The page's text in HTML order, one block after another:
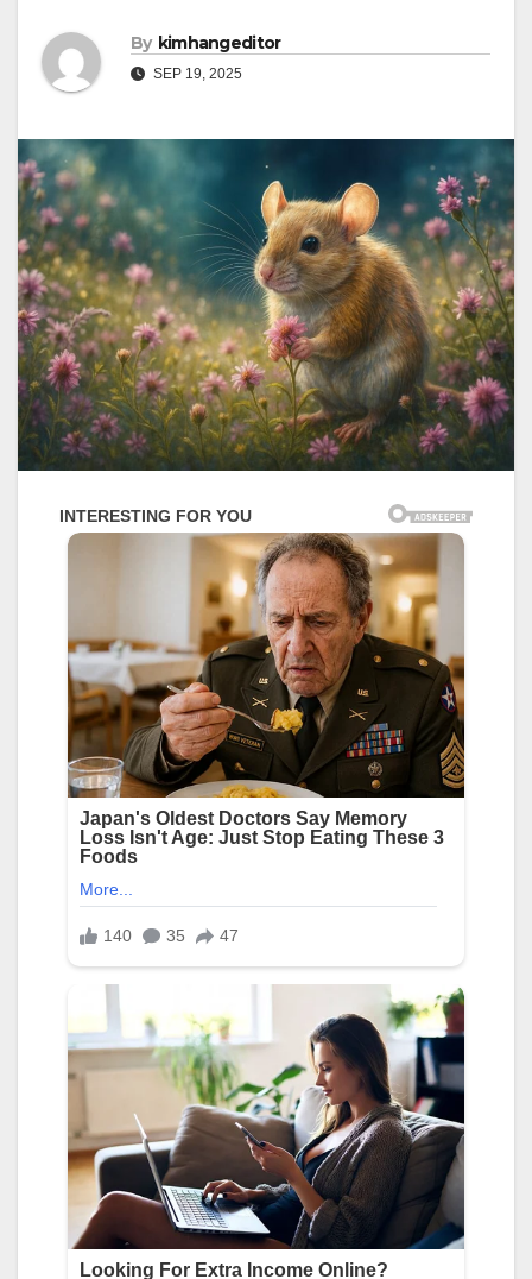
By kimhangeditor
SEP 19, 2025